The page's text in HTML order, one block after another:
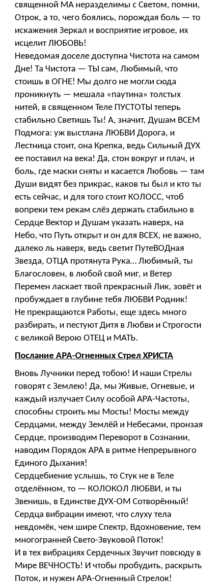
священной МА неразделимы с Светом, помни,
Отрок, а то, чего боялись, порождая боль — то
искажения Зеркал и восприятие игровое, их
исцелит ЛЮБОВЬ!
Неведомая доселе доступна Чистота на самом
Дне! Та Чистота — ТЫ сам, Любимый, что
стоишь в ОГНЕ! Мы долго не могли сюда
проникнуть — мешала «паутина» толстых
нитей, в священном Теле ПУСТОТЫ теперь
стабильно Светишь Ты! А, значит, Душам ВСЕМ
Подмога: уж выстлана ЛЮБВИ Дорога, и
Лестница стоит, она Крепка, ведь Сильный ДУХ
ее поставил на века! Да, стон вокруг и плач, и
боль, где маски сняты и касается Любовь — там
Души видят без прикрас, каков ты был и кто ты
есть сейчас, и для того стоит КОЛОСС, чтоб
вопреки тем рекам слёз держать стабильно в
Сердце Вектор и Душам указать наверх, на
Небо, что Путь открыт и он для ВСЕХ, не важно,
далеко ль наверх, ведь светит ПутеВОДная
Звезда, ОТЦА протянута Рука… Любимый, ты
Благословен, в любой свой миг, и Ветер
Перемен ласкает твой прекрасный Лик, зовёт и
пробуждает в глубине тебя ЛЮБВИ Родник!
Не прекращаются Работы, еще здесь много
разбирать, и пестуют Дитя в Любви и Строгости
с великой Верою ОТЕЦ и МАТЬ.
Послание АРА-Огненных Стрел ХРИСТА
Вновь Лучники перед тобою! И наши Стрелы
говорят с Землею! Да, мы Живые, Огневые, и
каждый излучает Силу особой АРА-Частоты,
способны строить мы Мосты! Мосты между
Сердцами, между Землёй и Небесами, пронзая
Сердце, производим Переворот в Сознании,
наводим Порядок АРА в ритме Непрерывного
Единого Дыхания!
Сердцебиение услышь, то Стук не в Теле
отделённом, то — КОЛОКОЛ ЛЮБВИ, и ты
Звенишь, в Единстве ДУХ-ОМ Сотворённый!
Сердца вибрации имеют, что слуху тела
невдомёк, чем шире Спектр, Вдохновение, тем
многогранней Свето-Звуковой Поток!
И в тех вибрациях Сердечных Звучит повсюду в
Мире ВЕЧНОСТЬ! И чтобы пробудить, раскрыть
Поток, и нужен АРА-Огненный Стрелок!